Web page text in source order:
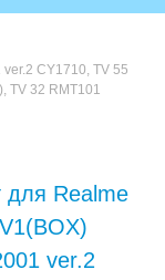
CY1710, TV 55
TV 32 RMT101
для Realme
ver.2